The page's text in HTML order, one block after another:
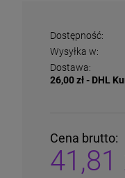
Dostępność:
Wysyłka w:
Dostawa:
26,00 zł- DHL
Cena nie zawiera
Cena brutto:
41,81